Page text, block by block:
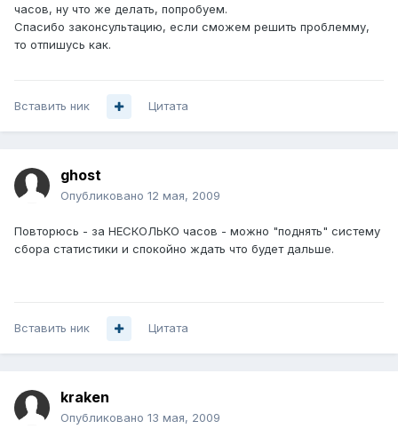
часов, ну что же делать, попробуем.
Спасибо законсультацию, если сможем решить проблемму,
то отпишусь как.
Вставить ник Цитата
ghost
Опубликовано 12 мая, 2009
Повторюсь - за НЕСКОЛЬКО часов - можно "поднять" систему
сбора статистики и спокойно ждать что будет дальше.
Вставить ник Цитата
kraken
Опубликовано 13 мая, 2009